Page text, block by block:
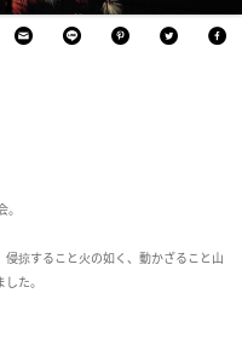
掠すること火の如く、動かざること山
た。